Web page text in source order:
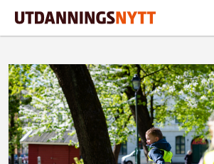
Tag:
avviksrapportering